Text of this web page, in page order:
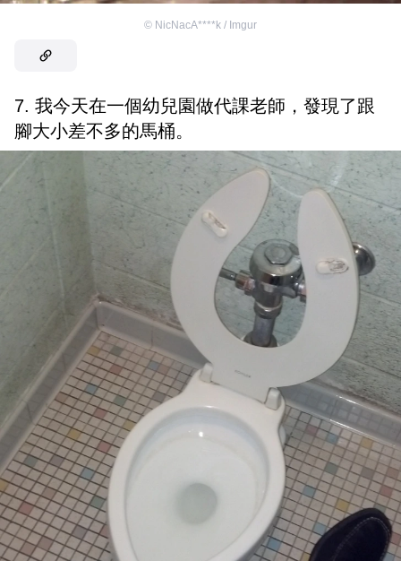
© NicNacA****k / Imgur
7. 我今天在一個幼兒園做代課老師，發現了跟
腳大小差不多的馬桶。